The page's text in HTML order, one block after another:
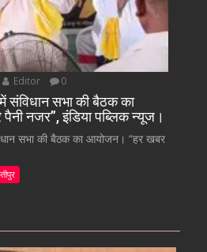
Editor 0
संविधान सभा की बैठक का
नजर”, इंडिया पब्लिक न्यूज।
सभा की बैठक का आयोजन। “हर खबर